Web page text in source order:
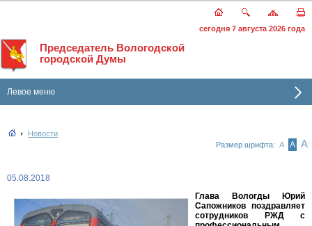
сегодня 7 августа 2026 года
Председатель Вологодской
городской Думы
Левое меню
Новости
Размер шрифта: А А А
05.08.2018
Глава Вологды Юрий
Сапожников поздравляет
сотрудников РЖД с